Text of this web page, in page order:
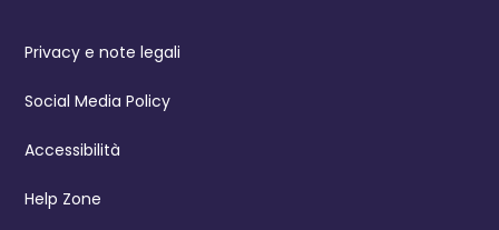
Privacy e note legali
Social Media Policy
Accessibilità
Help Zone